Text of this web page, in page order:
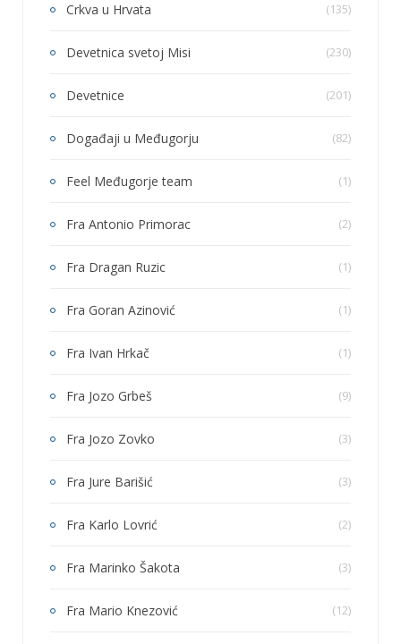
Crkva u Hrvata (135)
Devetnica svetoj Misi (230)
Devetnice (201)
Događaji u Međugorju (82)
Feel Međugorje team (1)
Fra Antonio Primorac (2)
Fra Dragan Ruzic (1)
Fra Goran Azinović (1)
Fra Ivan Hrkač (1)
Fra Jozo Grbeš (9)
Fra Jozo Zovko (3)
Fra Jure Barišić (3)
Fra Karlo Lovrić (2)
Fra Marinko Šakota (3)
Fra Mario Knezović (12)